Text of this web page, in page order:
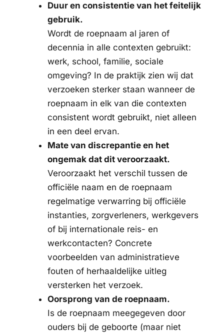
Duur en consistentie van het feitelijk
gebruik.
Wordt de roepnaam al jaren of
decennia in alle contexten gebruikt:
werk, school, familie, sociale
omgeving? In de praktijk zien wij dat
verzoeken sterker staan wanneer de
roepnaam in elk van die contexten
consistent wordt gebruikt, niet alleen
in een deel ervan.
Mate van discrepantie en het
ongemak dat dit veroorzaakt.
Veroorzaakt het verschil tussen de
officiële naam en de roepnaam
regelmatige verwarring bij officiële
instanties, zorgverleners, werkgevers
of bij internationale reis- en
werkcontacten? Concrete
voorbeelden van administratieve
fouten of herhaaldelijke uitleg
versterken het verzoek.
Oorsprong van de roepnaam.
Is de roepnaam meegegeven door
ouders bij de geboorte (maar niet